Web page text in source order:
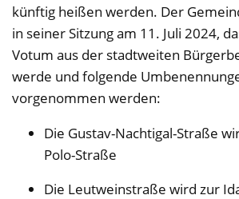
künftig heißen werden. Der
in seiner Sitzung am 11. Juli 2024,
Votum aus der stadtweiten
werde und folgende
vorgenommen werden:
Die Gustav-Nachtigal-Straße
Polo-Straße
Die Leutweinstraße wird zur